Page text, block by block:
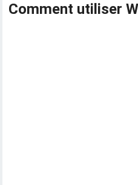
Comment utiliser